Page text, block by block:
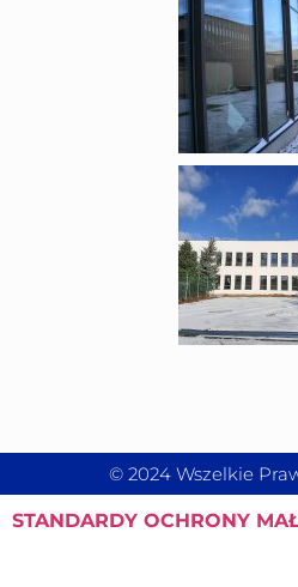
© 2024 Wszelkie
STANDARDY OCHRONY